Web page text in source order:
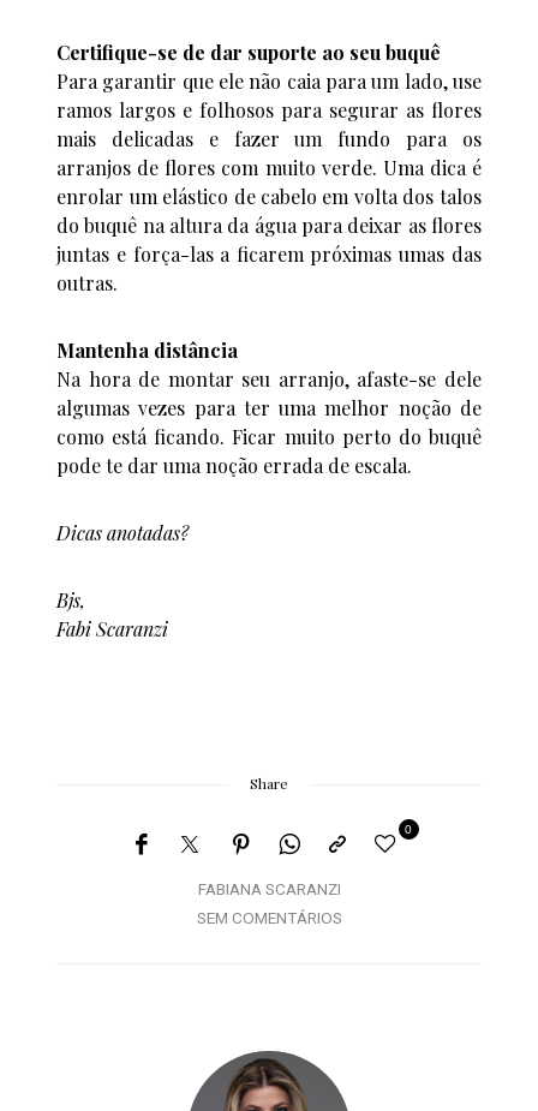
Certifique-se de dar suporte ao seu buquê
Para garantir que ele não caia para um lado, use
ramos largos e folhosos para segurar as flores
mais delicadas e fazer um fundo para os
arranjos de flores com muito verde. Uma dica é
enrolar um elástico de cabelo em volta dos talos
do buquê na altura da água para deixar as flores
juntas e força-las a ficarem próximas umas das
outras.
Mantenha distância
Na hora de montar seu arranjo, afaste-se dele
algumas vezes para ter uma melhor noção de
como está ficando. Ficar muito perto do buquê
pode te dar uma noção errada de escala.
Dicas anotadas?
Bjs,
Fabi Scaranzi
Share
FABIANA SCARANZI
0
SEM COMENTÁRIOS